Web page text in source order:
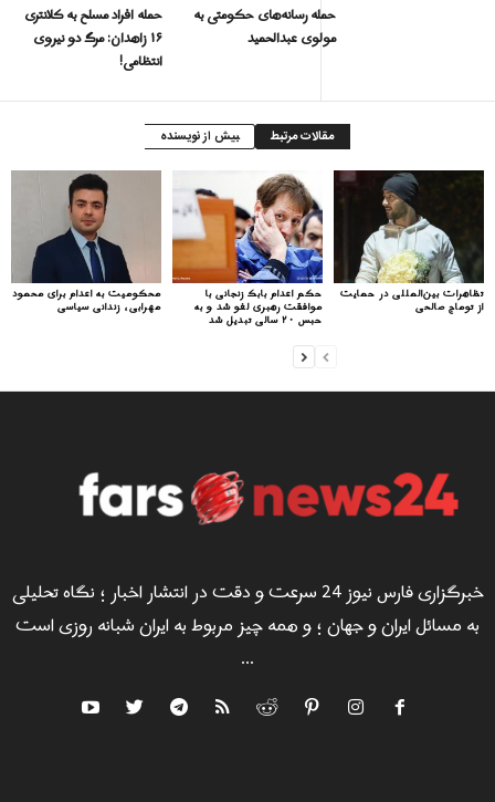
حمله افراد مسلح به کلانتری
۱۶ زاهدان: مرگ دو نیروی
انتظامی!
حمله رسانه‌های حکومتی به
مولوی عبدالحمید
مقالات مرتبط بیش از نویسنده
محکومیت به اعدام برای محمود
مهرابی، زندانی سیاسی
حکم اعدام بابک زنجانی با
موافقت رهبری لغو شد و به
حبس ۲۰ سالی تبدیل شد
تظاهرات بین‌المللی در حمایت
از توماج صالحی
خبرگزاری فارس نیوز 24 سرعت و دقت در انتشار اخبار ؛ نگاه تحلیلی
به مسائل ایران و جهان ؛ و همه چیز مربوط به ایران شبانه روزی است
...